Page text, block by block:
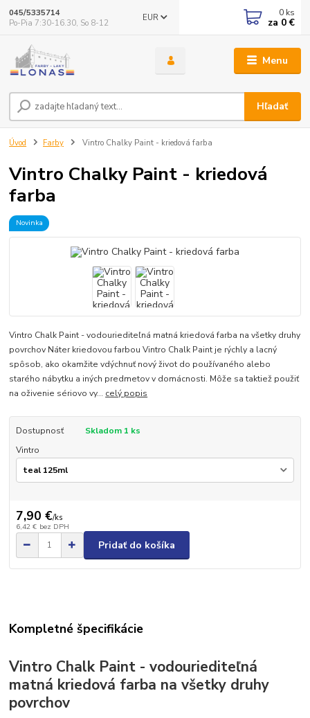
Menu
EUR
Hľadať
045/5335714
Po-Pia 7:30-16.30, So 8-12
0 ks
za 0 €
Úvod Farby Vintro Chalky Paint - kriedová farba
Vintro Chalky Paint - kriedová
farba
Novinka
Vintro Chalk Paint - vodouriediteľná matná kriedová farba na všetky druhy
povrchov Náter kriedovou farbou Vintro Chalk Paint je rýchly a lacný
spôsob, ako okamžite vdýchnuť nový život do používaného alebo
starého nábytku a iných predmetov v domácnosti. Môže sa taktiež použiť
na oživenie sériovo vy... celý popis
Dostupnosť
Skladom 1 ks
Vintro
7,90 €/ks
6,42 € bez DPH
Pridať do košíka
Kompletné špecifikácie
Vintro Chalk Paint - vodouriediteľná
matná kriedová farba na všetky druhy
povrchov